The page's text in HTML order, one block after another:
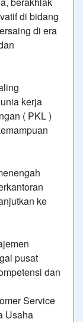
di bidang
di era
kerja
( PKL )
ke
pusat
dan
Service
Usaha